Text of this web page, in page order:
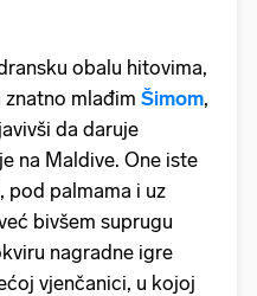
obalu hitovima,
mlađim Šimom,
da daruje
na Maldive. One iste
pod palmama i uz
bivšem suprugu
nagradne igre
vjenčanici, u kojoj